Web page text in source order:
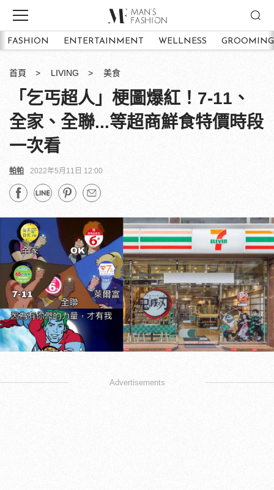
FASHION ENTERTAINMENT WELLNESS GROOMING
首頁 LIVING 美食
「乞丐超人」梗圖爆紅！7-11、
全家、全聯...等超商鮮食特價時段
一次看
帕帕 2022年5月11日 12:00
Advertisements